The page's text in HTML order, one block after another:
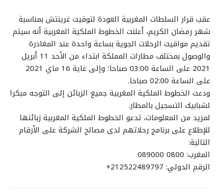
عقب قرار السلطات المغربية العودة لتوقيت غرينتش بمناسبة
شهر رمضان الكريم، أعلنت الخطوط الملكية المغربية أنه سيتم
تقديم مواقيت الرحلات الجوية بساعة واحدة عند المغادرة
والوصول بمختلف مطارات المملكة ابتداء من الأحد 11 أبريل
2021 على الساعة 03:00 صباحا؛ وإلى غاية 16 ماي 2021
على الساعة 02:00 صباحا.
ودعت الخطوط الملكية المغربية جميع الزبائن إلى التوجه مبكرا
لشبابيك التسجيل بالمطار.
لمزيد من المعلومات، تدعو الخطوط الملكية المغربية زبائنها
للإطلاع على برنامج رحلاتهم لدى مصالح الشركة على الأرقام
التالية:
المغرب: 0800 089000
الرقم الدولي: 212522489797+